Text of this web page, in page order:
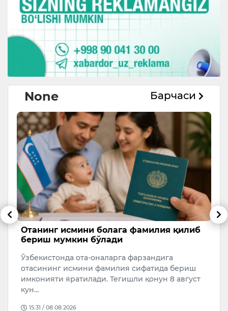
None Барчаси
Отанинг исмини болага фамилия қилиб
бериш мумкин бўлади
Ўзбекистонда ота-оналарга фарзандига
отасининг исмини фамилия сифатида бериш
имконияти яратилади. Тегишли қонун 8 август
кун…
15:31 / 08.08.2026